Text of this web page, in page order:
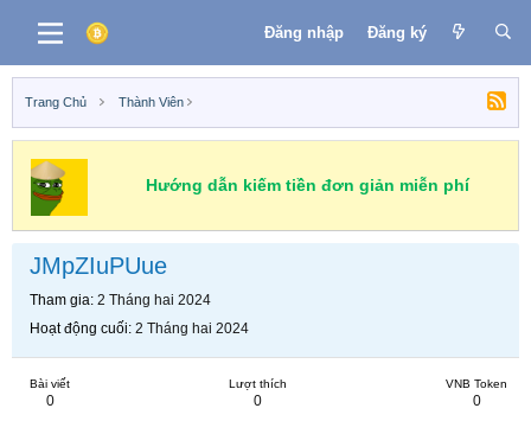
Đăng nhập Đăng ký
Trang Chủ Thành Viên
Hướng dẫn kiếm tiền đơn giản miễn phí
JMpZIuPUue
Tham gia 2 Tháng hai 2024
Hoạt động cuối 2 Tháng hai 2024
Bài viết
0
Lượt thích
0
VNB Token
0